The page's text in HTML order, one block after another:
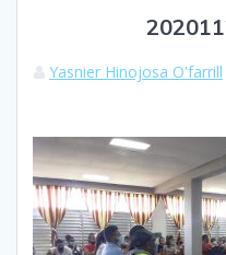
Yasnier Hinojosa O'farrill